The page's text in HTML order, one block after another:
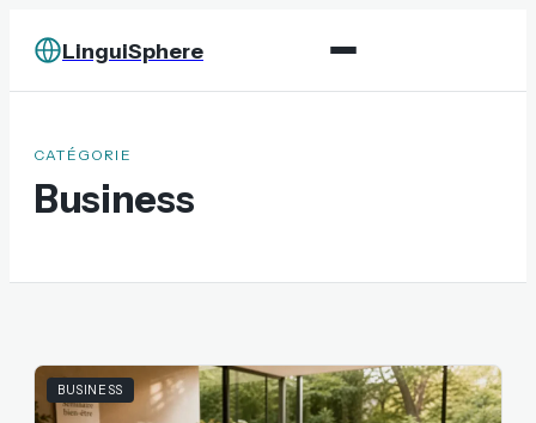
LinguiSphere
CATÉGORIE
Business
BUSINESS